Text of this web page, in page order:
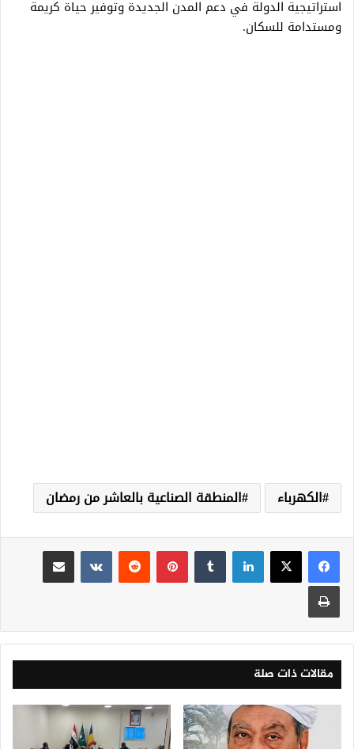
استراتيجية الدولة في دعم المدن الجديدة وتوفير حياة كريمة
ومستدامة للسكان.
الكهرباء المنطقة الصناعية بالعاشر من رمضان
لينكدإن بينتيريست
مقالات ذات صلة